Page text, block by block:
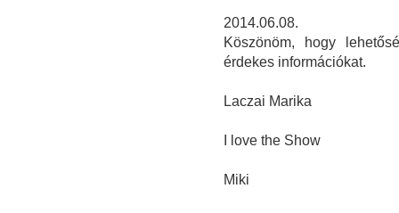
2014.06.08.
Köszönöm, hogy
érdekes információkat.
Laczai Marika
I love the Show
Miki